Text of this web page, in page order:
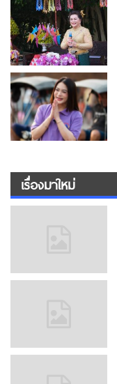
เรื่องมาใหม่